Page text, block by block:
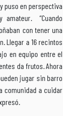
puso en perspectiva
“Cuando
con tener una
Llegar a 16 recintos
en equipo entre el
da frutos. Ahora
jugar sin barro
comunidad a cuidar